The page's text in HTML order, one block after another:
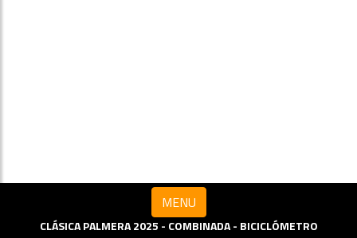
MENU
CLÁSICA PALMERA 2025 - COMBINADA - BICICLÓMETRO